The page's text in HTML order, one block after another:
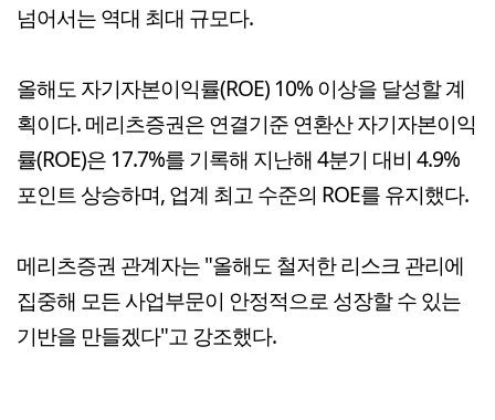
넘어서는 역대 최대 규모다.
올해도 자기자본이익률(ROE) 10% 이상을 달성할 계
획이다. 메리츠증권은 연결기준 연환산 자기자본이익
률(ROE)은 17.7%를 기록해 지난해 4분기 대비 4.9%
포인트 상승하며, 업계 최고 수준의 ROE를 유지했다.
메리츠증권 관계자는 "올해도 철저한 리스크 관리에
집중해 모든 사업부문이 안정적으로 성장할 수 있는
기반을 만들겠다"고 강조했다.